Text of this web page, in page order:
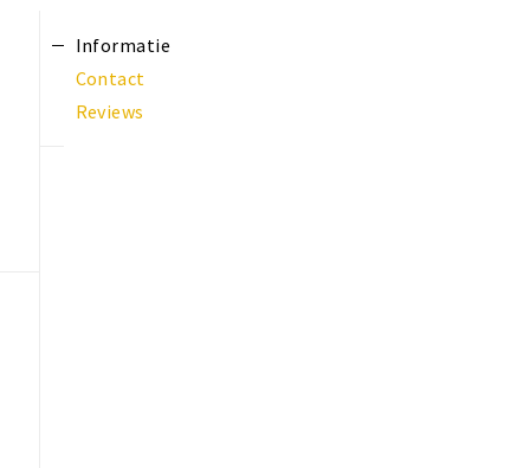
Informatie
Contact
Reviews